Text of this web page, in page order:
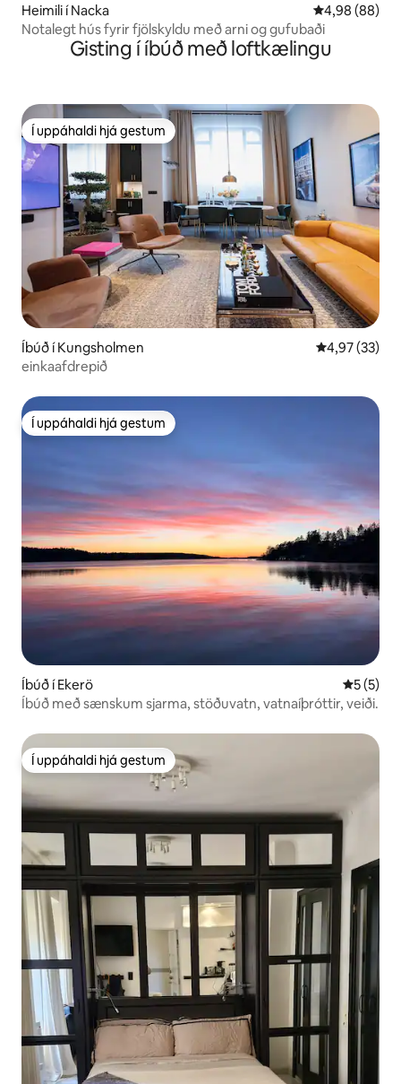
Heimili í Nacka 4,98 af 5 í
4,98 (88)
Notalegt hús fyrir fjölskyldu með arni og gufubaði
Gisting í íbúð með loftkælingu
Í uppáhaldi hjá gestum
Í uppáhaldi hjá gestum
Íbúð í Kungsholmen 4,97 af 5 í
4,97 (33)
einkaafdrepið
Í uppáhaldi hjá gestum
Í uppáhaldi hjá gestum
Íbúð í Ekerö 5 af 5 í
5 (5)
Íbúð með sænskum sjarma, stöðuvatn, vatnaíþróttir, veiði.
Í uppáhaldi hjá gestum
Í uppáhaldi hjá gestum